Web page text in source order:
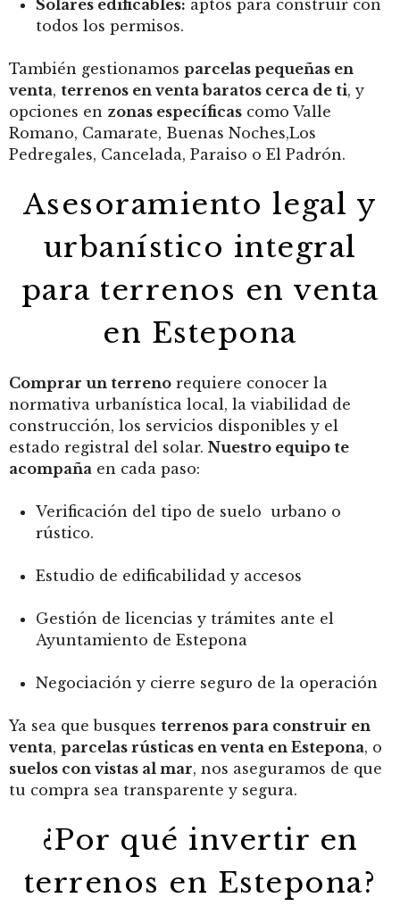
Solares edificables: aptos para construir con
todos los permisos.
También gestionamos parcelas pequeñas en
venta, terrenos en venta baratos cerca de ti, y
opciones en zonas específicas como Valle
Romano, Camarate, Buenas Noches,Los
Pedregales, Cancelada, Paraiso o El Padrón.
Asesoramiento legal y
urbanístico integral
para terrenos en venta
en Estepona
Comprar un terreno requiere conocer la
normativa urbanística local, la viabilidad de
construcción, los servicios disponibles y el
estado registral del solar. Nuestro equipo te
acompaña en cada paso:
Verificación del tipo de suelo urbano o
rústico.
Estudio de edificabilidad y accesos
Gestión de licencias y trámites ante el
Ayuntamiento de Estepona
Negociación y cierre seguro de la operación
Ya sea que busques terrenos para construir en
venta, parcelas rústicas en venta en Estepona, o
suelos con vistas al mar, nos aseguramos de que
tu compra sea transparente y segura.
¿Por qué invertir en
terrenos en Estepona?